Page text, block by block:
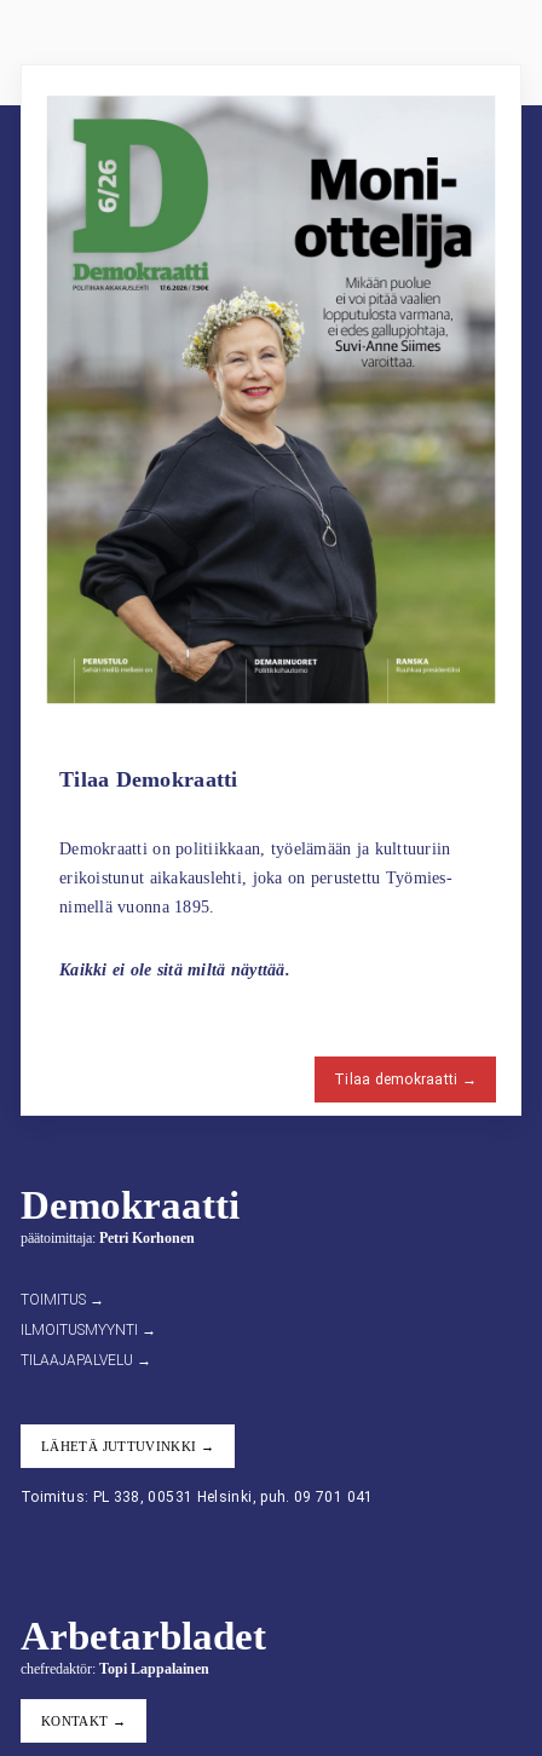
Demokraatti
päätoimittaja: Petri Korhonen
TOIMITUS →
ILMOITUSMYYNTI →
TILAAJAPALVELU →
LÄHETÄ JUTTUVINKKI →
Toimitus: PL 338, 00531 Helsinki, puh. 09 701 041
Arbetarbladet
chefredaktör: Topi Lappalainen
KONTAKT →
Tilaa Demokraatti
Demokraatti on politiikkaan, työelämään ja kulttuuriin
erikoistunut aikakauslehti, joka on perustettu Työmies-
nimellä vuonna 1895.
Kaikki ei ole sitä miltä näyttää.
Tilaa demokraatti →